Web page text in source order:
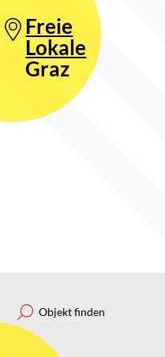
Freie
Lokale
Graz
Objekt finden